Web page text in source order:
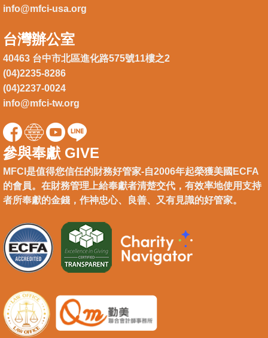
info@mfci-usa.org
台灣辦公室
40463 台中市北區進化路575號11樓之2
(04)2235-8286
(04)2237-0024
info@mfci-tw.org
參與奉獻 GIVE
MFCI是值得您信任的財務好管家-自2006年起榮獲美國ECFA
的會員。在財務管理上給奉獻者清楚交代，有效率地使用支持
者所奉獻的金錢，作神忠心、良善、又有見識的好管家。